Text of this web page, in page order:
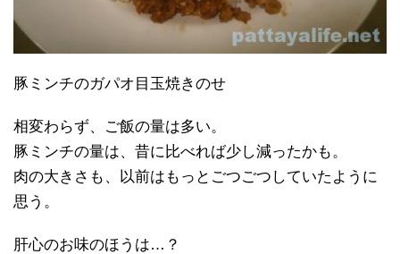
豚ミンチのガパオ目玉焼きのせ
相変わらず、ご飯の量は多い。
豚ミンチの量は、昔に比べれば少し減ったかも。
肉の大きさも、以前はもっとごつごつしていたように
思う。
肝心のお味のほうは…？